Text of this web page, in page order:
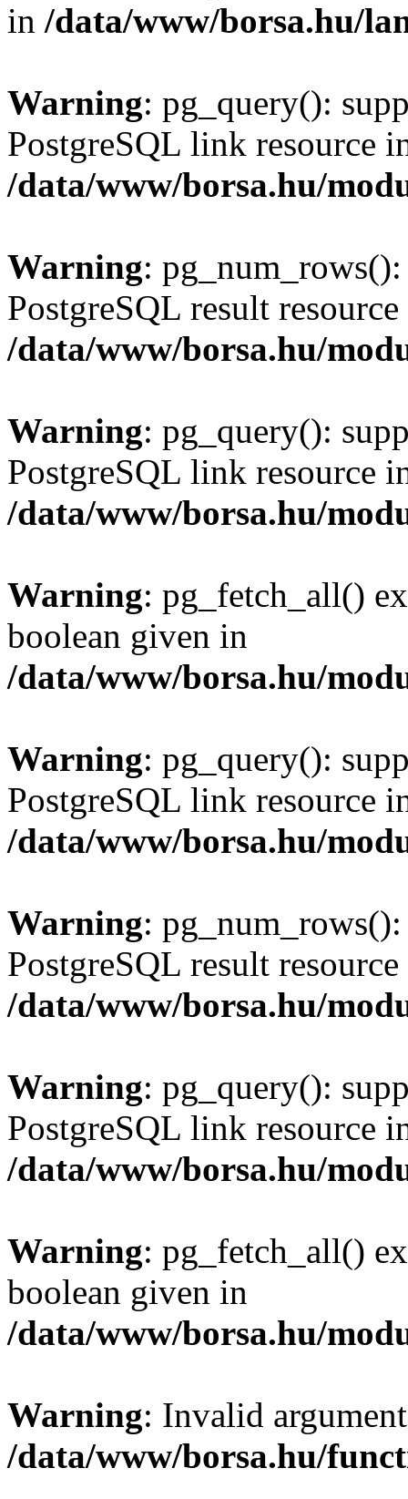
in /data/www/borsa.hu/
Warning: pg_query():
PostgreSQL link resource
/data/www/borsa.hu/
Warning:
PostgreSQL result
/data/www/borsa.hu/
Warning: pg_query():
PostgreSQL link resource
/data/www/borsa.hu/
Warning: pg_fetch_all()
boolean given in
/data/www/borsa.hu/
Warning: pg_query():
PostgreSQL link resource
/data/www/borsa.hu/
Warning:
PostgreSQL result
/data/www/borsa.hu/
Warning: pg_query():
PostgreSQL link resource
/data/www/borsa.hu/
Warning: pg_fetch_all()
boolean given in
/data/www/borsa.hu/
Warning: Invalid
/data/www/borsa.hu/